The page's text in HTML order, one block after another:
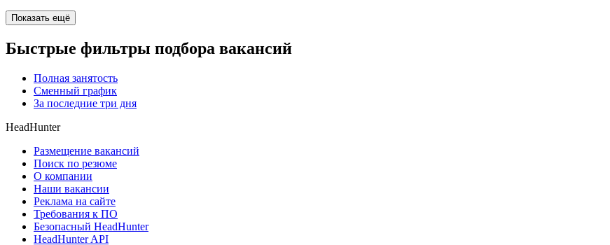
Показать ещё
Быстрые фильтры подбора вакансий
Полная занятость
Сменный график
За последние три дня
HeadHunter
Размещение вакансий
Поиск по резюме
О компании
Наши вакансии
Реклама на сайте
Требования к ПО
Безопасный HeadHunter
HeadHunter API